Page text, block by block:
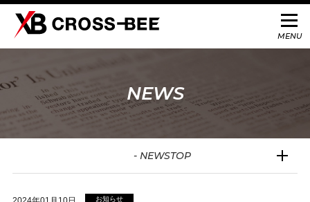
NEWS
お知らせ
- NEWSTOP